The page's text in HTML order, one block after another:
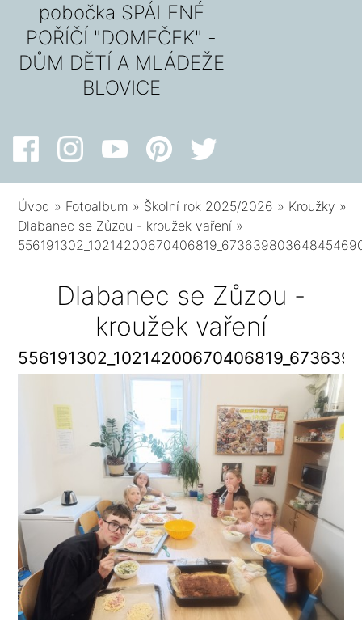
pobočka SPÁLENÉ
POŘÍČÍ "DOMEČEK" -
DŮM DĚTÍ A MLÁDEŽE
BLOVICE
Úvod » Fotoalbum » Školní rok 2025/2026 » Kroužky »
Dlabanec se Zůzou - kroužek vaření »
Dlabanec se Zůzou -
kroužek vaření